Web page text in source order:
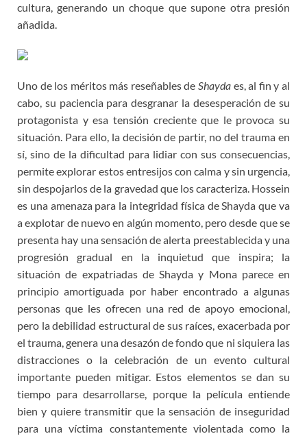
cultura, generando un choque que supone otra presión
añadida.
Uno de los méritos más reseñables deShayda es, al fin y al
cabo, su paciencia para desgranar la desesperación de su
protagonista y esa tensión creciente que le provoca su
situación. Para ello, la decisión de partir, no del trauma en
sí, sino de la dificultad para lidiar con sus consecuencias,
permite explorar estos entresijos con calma y sin urgencia,
sin despojarlos de la gravedad que los caracteriza. Hossein
es una amenaza para la integridad física de Shayda que va
a explotar de nuevo en algún momento, pero desde que se
presenta hay una sensación de alerta preestablecida y una
progresión gradual en la inquietud que inspira; la
situación de expatriadas de Shayda y Mona parece en
principio amortiguada por haber encontrado a algunas
personas que les ofrecen una red de apoyo emocional,
pero la debilidad estructural de sus raíces, exacerbada por
el trauma, genera una desazón de fondo que ni siquiera las
distracciones o la celebración de un evento cultural
importante pueden mitigar. Estos elementos se dan su
tiempo para desarrollarse, porque la película entiende
bien y quiere transmitir que la sensación de inseguridad
para una víctima constantemente violentada como la